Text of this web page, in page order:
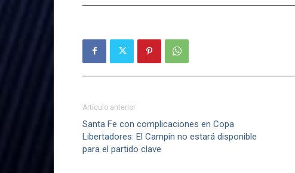
Artículo anterior
Santa Fe con complicaciones en Copa
Libertadores: El Campín no estará disponible
para el partido clave